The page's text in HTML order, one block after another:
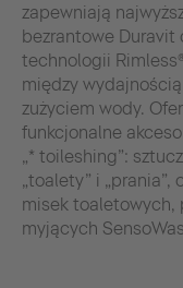
zapewniają
bezrantowe Duravit
technologii
między
zużyciem wody.
funkcjonalne
„* toileshing”:
„toalety” i
misek toaletowych,
myjących